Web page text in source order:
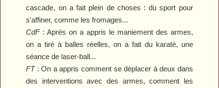
cascade, on a fait plein de choses : du sport pour
s'affiner, comme les fromages...
CdF :Après on a appris le maniement des armes,
on a tiré à balles réelles, on a fait du karaté, une
séance de laser-ball...
FT: On a appris comment se déplacer à deux dans
des interventions avec des armes, comment les